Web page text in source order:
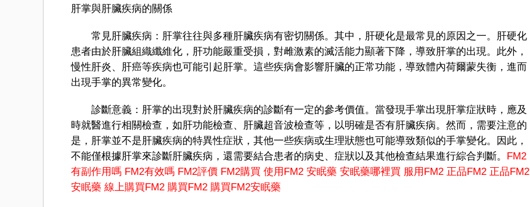
肝掌與肝臟疾病的關係
常見肝臟疾病：肝掌往往與多種肝臟疾病有密切關係。其中，肝硬化是最常見的原因之一。肝硬化
患者由於肝臟組織纖維化，肝功能嚴重受損，對雌激素的滅活能力顯著下降，導致肝掌的出現。此外，
慢性肝炎、肝癌等疾病也可能引起肝掌。這些疾病會影響肝臟的正常功能，導致體內荷爾蒙失衡，進而
出現手掌的異常變化。
診斷意義：肝掌的出現對於肝臟疾病的診斷有一定的參考價值。當發現手掌出現肝掌症狀時，應及
時就醫進行相關檢查，如肝功能檢查、肝臟超音波檢查等，以明確是否有肝臟疾病。然而，需要注意的
是，肝掌並不是肝臟疾病的特異性症狀，其他一些疾病或生理狀態也可能導致類似的手掌變化。因此，
不能僅根據肝掌來診斷肝臟疾病，還需要結合患者的病史、症狀以及其他檢查結果進行綜合判斷。 FM2
有副作用嗎 FM2有效嗎 FM2評價 FM2購買 使用FM2 安眠藥 安眠藥哪裡買 服用FM2 正品FM2 正品FM2
安眠藥 線上購買FM2 購買FM2 購買FM2安眠藥